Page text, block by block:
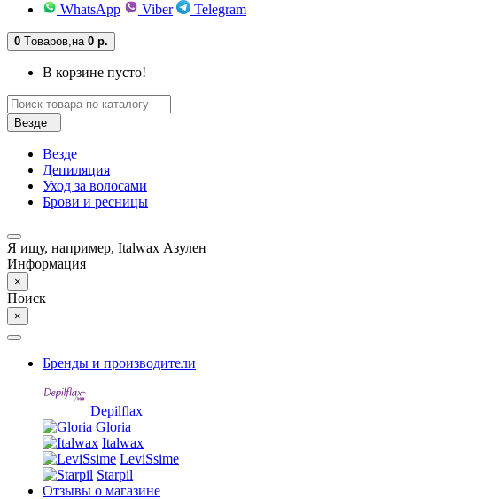
WhatsApp Viber Telegram
0 Tоваров, на 0 р.
В корзине пусто!
Везде
Везде
Депиляция
Уход за волосами
Брови и ресницы
Я ищу, например, Italwax Азулен
Информация
×
Поиск
×
Бренды и производители
Depilflax
Gloria
Italwax
LeviSsime
Starpil
Отзывы о магазине